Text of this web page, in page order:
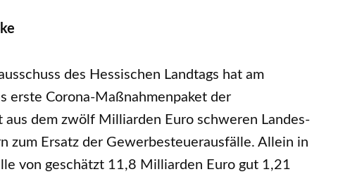
des Hessischen Landtags hat am
erste Corona-Maßnahmenpaket der
aus dem zwölf Milliarden Euro schweren Landes-
zum Ersatz der Gewerbesteuerausfälle. Allein in
von geschätzt 11,8 Milliarden Euro gut 1,21